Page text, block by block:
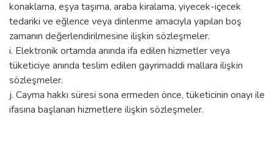
konaklama, eşya taşıma, araba kiralama, yiyecek-içecek
tedariki ve eğlence veya dinlenme amacıyla yapılan boş
zamanın değerlendirilmesine ilişkin sözleşmeler.
i. Elektronik ortamda anında ifa edilen hizmetler veya
tüketiciye anında teslim edilen gayrimaddi mallara ilişkin
sözleşmeler.
j. Cayma hakkı süresi sona ermeden önce, tüketicinin onayı ile
ifasına başlanan hizmetlere ilişkin sözleşmeler.